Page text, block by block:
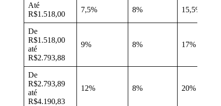
Até
R$1.518,00
7,5% 8% 15,5%
De
R$1.518,00
até
R$2.793,88
9% 8% 17%
De
R$2.793,89
até
R$4.190,83
12% 8% 20%